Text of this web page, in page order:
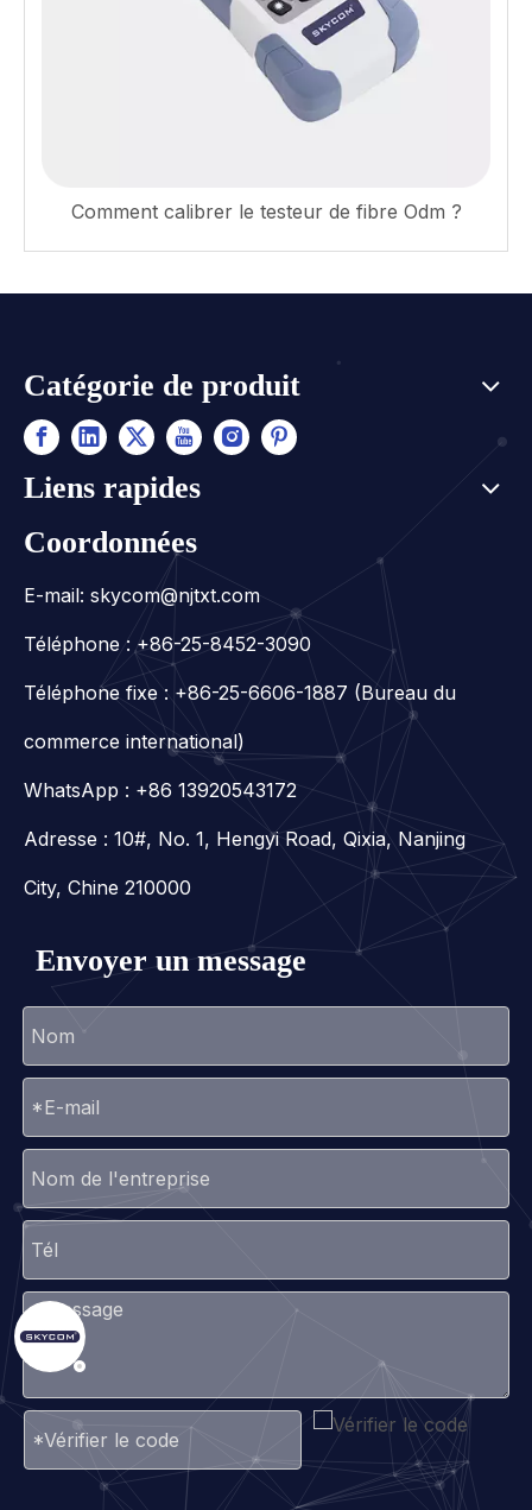
Comment calibrer le testeur de fibre Odm ?
Catégorie de produit
Liens rapides
Coordonnées
E-mail: skycom@njtxt.com
Téléphone : +86-25-8452-3090
Téléphone fixe : +86-25-6606-1887 (Bureau du
commerce international)
WhatsApp : +86 13920543172
Adresse : 10#, No. 1, Hengyi Road, Qixia, Nanjing
City, Chine 210000
Envoyer un message